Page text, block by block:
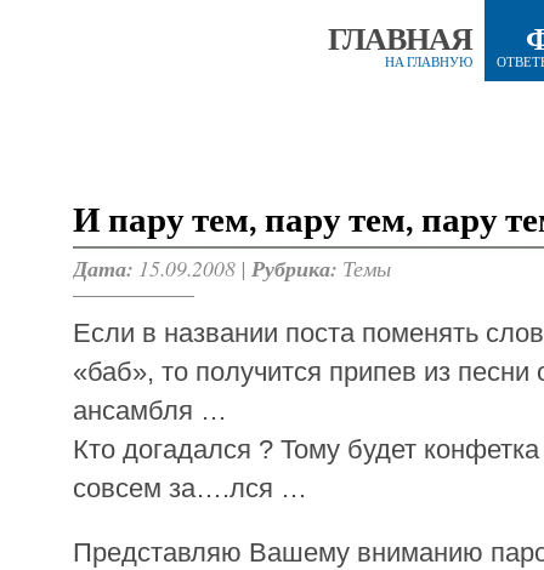
ГЛАВНАЯ
НА ГЛАВНУЮ
И пару тем, пару тем, пару
Дата: 15.09.2008 | Рубрика: Темы
Если в названии поста поменять
«баб», то получится припев из песни
ансамбля …
Кто догадался ? Тому будет
совсем за….лся …
Представляю Вашему вниманию